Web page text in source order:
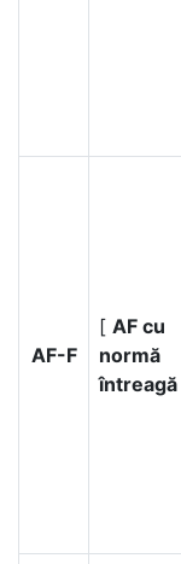
AF-F
[ AF cu
normă
întreagă